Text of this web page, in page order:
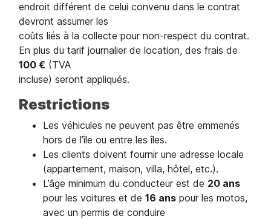
endroit différent de celui convenu dans le contrat
devront assumer les
coûts liés à la collecte pour non-respect du contrat.
En plus du tarif journalier de location, des frais de
100 € (TVA
incluse) seront appliqués.
Restrictions
Les véhicules ne peuvent pas être emmenés
hors de l’île ou entre les îles.
Les clients doivent fournir une adresse locale
(appartement, maison, villa, hôtel, etc.).
L’âge minimum du conducteur est de 20 ans
pour les voitures et de 16 ans pour les motos,
avec un permis de conduire